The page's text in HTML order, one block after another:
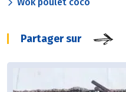
Partager sur